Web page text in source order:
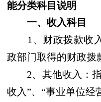
能分类科目说明
一、收入科目
1、财政拨款收入
政部门取得的财政拨
2、其他收入：指
收入”、“事业单位经